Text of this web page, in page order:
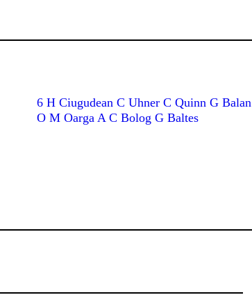
6 H Ciugudean C Uhner C Quinn G Balan
O M Oarga A C Bolog G Baltes